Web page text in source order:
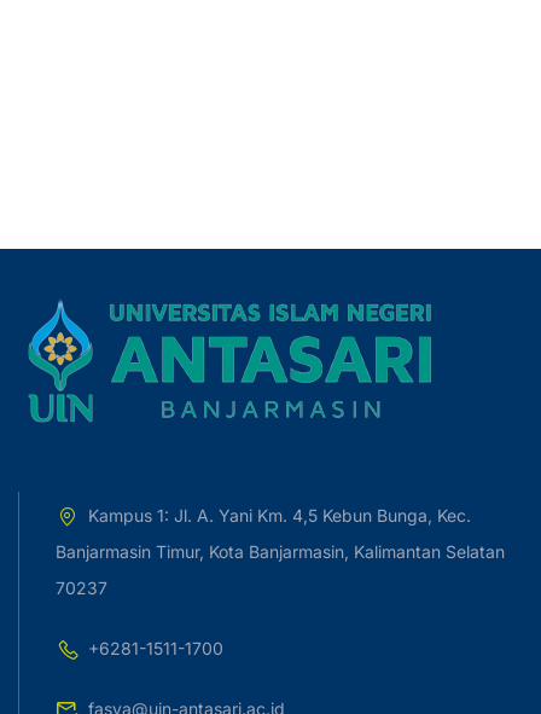
Kampus 1: Jl. A. Yani Km. 4,5 Kebun Bunga, Kec.
Banjarmasin Timur, Kota Banjarmasin, Kalimantan Selatan
70237
+6281-1511-1700
fasya@uin-antasari.ac.id